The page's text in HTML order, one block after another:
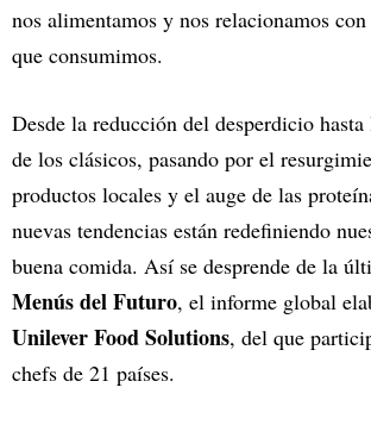
nos alimentamos y nos relacionamos
que consumimos.
Desde la reducción del desperdicio
de los clásicos, pasando por el
productos locales y el auge de las
nuevas tendencias están redefiniendo
buena comida. Así se desprende de la
Menús del Futuro, el informe global
Unilever Food Solutions, del que
chefs de 21 países.